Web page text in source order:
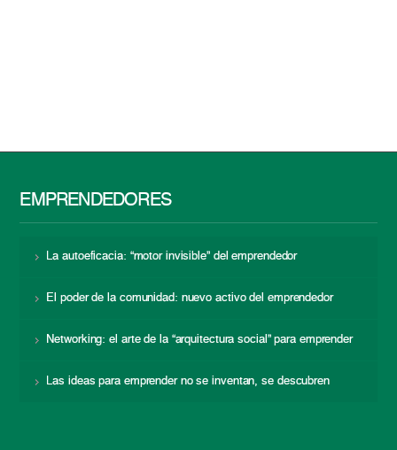
EMPRENDEDORES
La autoeficacia: “motor invisible” del emprendedor
El poder de la comunidad: nuevo activo del emprendedor
Networking: el arte de la “arquitectura social” para emprender
Las ideas para emprender no se inventan, se descubren